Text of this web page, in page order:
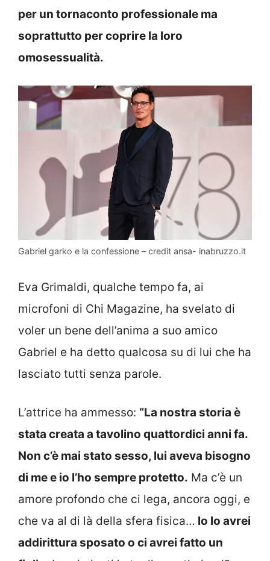
per un tornaconto professionale ma
soprattutto per coprire la loro
omosessualità.
Gabriel garko e la confessione – credit ansa- inabruzzo.it
Eva Grimaldi, qualche tempo fa, ai
microfoni di Chi Magazine, ha svelato di
voler un bene dell’anima a suo amico
Gabriel e ha detto qualcosa su di lui che ha
lasciato tutti senza parole.
L’attrice ha ammesso: “La nostra storia è
stata creata a tavolino quattordici anni fa.
Non c’è mai stato sesso, lui aveva bisogno
di me e io l’ho sempre protetto. Ma c’è un
amore profondo che ci lega, ancora oggi, e
che va al di là della sfera fisica… lo lo avrei
addirittura sposato o ci avrei fatto un